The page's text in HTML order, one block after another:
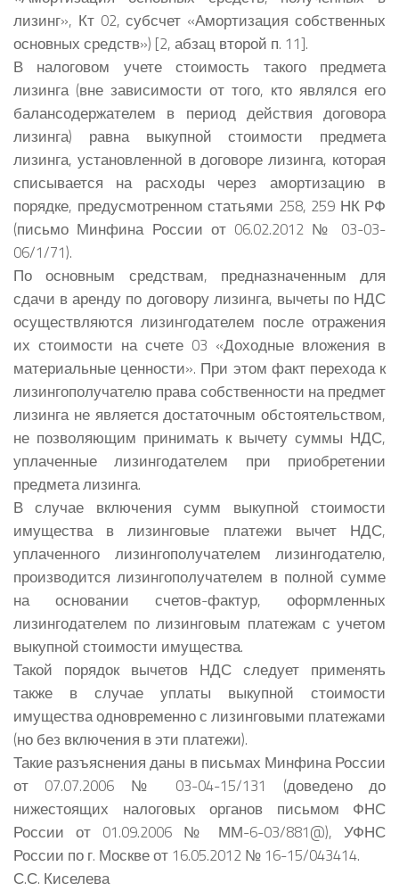
лизинг», Кт 02, субсчет «Амортизация собственных
основных средств») [2, абзац второй п. 11].
В налоговом учете стоимость такого предмета
лизинга (вне зависимости от того, кто являлся его
балансодержателем в период действия договора
лизинга) равна выкупной стоимости предмета
лизинга, установленной в договоре лизинга, которая
списывается на расходы через амортизацию в
порядке, предусмотренном статьями 258, 259 НК РФ
(письмо Минфина России от 06.02.2012 № 03-03-
06/1/71).
По основным средствам, предназначенным для
сдачи в аренду по договору лизинга, вычеты по НДС
осуществляются лизингодателем после отражения
их стоимости на счете 03 «Доходные вложения в
материальные ценности». При этом факт перехода к
лизингополучателю права собственности на предмет
лизинга не является достаточным обстоятельством,
не позволяющим принимать к вычету суммы НДС,
уплаченные лизингодателем при приобретении
предмета лизинга.
В случае включения сумм выкупной стоимости
имущества в лизинговые платежи вычет НДС,
уплаченного лизингополучателем лизингодателю,
производится лизингополучателем в полной сумме
на основании счетов-фактур, оформленных
лизингодателем по лизинговым платежам с учетом
выкупной стоимости имущества.
Такой порядок вычетов НДС следует применять
также в случае уплаты выкупной стоимости
имущества одновременно с лизинговыми платежами
(но без включения в эти платежи).
Такие разъяснения даны в письмах Минфина России
от 07.07.2006 № 03-04-15/131 (доведено до
нижестоящих налоговых органов письмом ФНС
России от 01.09.2006 № ММ-6-03/881@), УФНС
России по г. Москве от 16.05.2012 № 16-15/043414.
С.С. Киселева